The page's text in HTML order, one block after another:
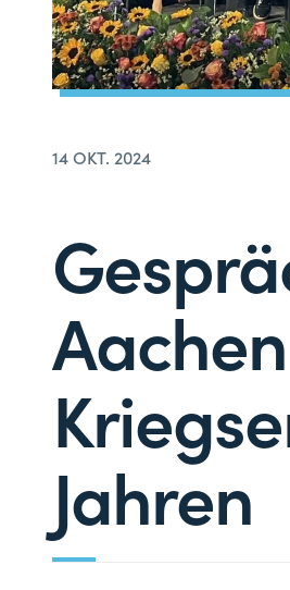
14 OKT. 2024
Jahren